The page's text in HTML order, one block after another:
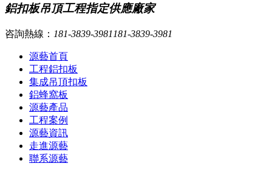
鋁扣板吊頂工程指定供應廠家
咨詢熱線： 181-3839-3981 181-3839-3981
源藝首頁
工程鋁扣板
集成吊頂扣板
鋁蜂窩板
源藝產品
工程案例
源藝資訊
走進源藝
聯系源藝